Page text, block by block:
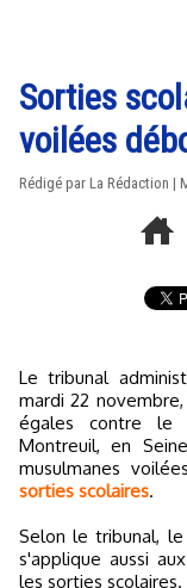
Sorties
voilées
Rédigé par La Rédaction |
Le tribunal administratif de Montreuil a rejeté le recours,
mardi 22
égales contre le
Montreuil, en
musulmanes
sorties scolaires.
Selon le tribunal,
s'applique aussi
les sorties scolaires.